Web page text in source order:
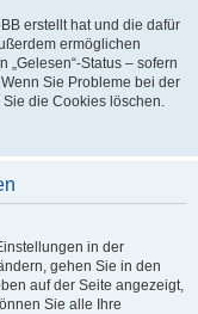
erstellt hat und die dafür
ermöglichen
Status – sofern
Sie Probleme bei der
die Cookies löschen.
in der
gehen Sie in den
auf der Seite angezeigt,
Sie alle Ihre